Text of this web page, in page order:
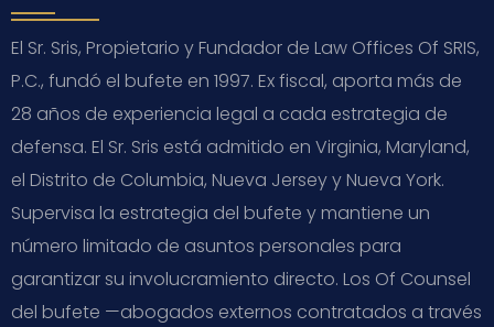
El Sr. Sris, Propietario y Fundador de Law Offices Of SRIS,
P.C., fundó el bufete en 1997. Ex fiscal, aporta más de
28 años de experiencia legal a cada estrategia de
defensa. El Sr. Sris está admitido en Virginia, Maryland,
el Distrito de Columbia, Nueva Jersey y Nueva York.
Supervisa la estrategia del bufete y mantiene un
número limitado de asuntos personales para
garantizar su involucramiento directo. Los Of Counsel
del bufete —abogados externos contratados a través